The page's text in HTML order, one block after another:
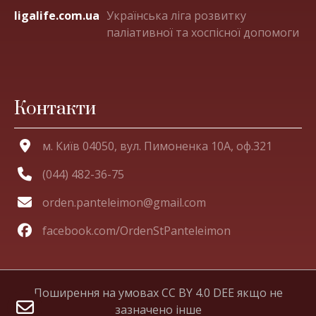
ligalife.com.ua Українська ліга розвитку
паліативної та хоспісної допомоги
Контакти
м. Київ 04050, вул. Пимоненка 10А, оф.321
(044) 482-36-75
orden.panteleimon@gmail.com
facebook.com/OrdenStPanteleimon
Поширення на умовах CC BY 4.0 DEE якщо не
зазначено інше